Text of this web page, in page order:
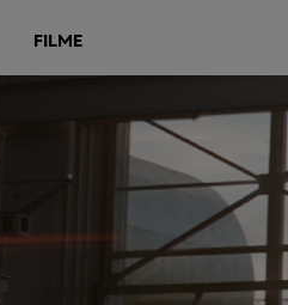
FILME